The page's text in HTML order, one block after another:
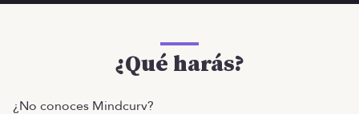
¿Qué harás?
¿No conoces Mindcurv?